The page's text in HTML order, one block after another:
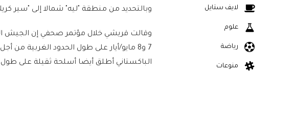
وبالتحديد من منطقة "ليه" شمالا إلى "سير
وقالت قريشي خلال مؤتمر صحفي إن الجيش
7 و8 مايو/أيار على طول الحدود
الباكستاني أطلق أيضا أسلحة ثقيلة على
لايف ستايل
علوم
رياضة
منوعات